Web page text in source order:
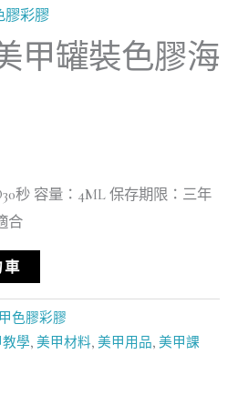
膠彩膠
甲罐裝色膠海
秒 容量：4ML 保存期限：三年
合
色膠彩膠
學, 美甲材料, 美甲用品, 美甲課